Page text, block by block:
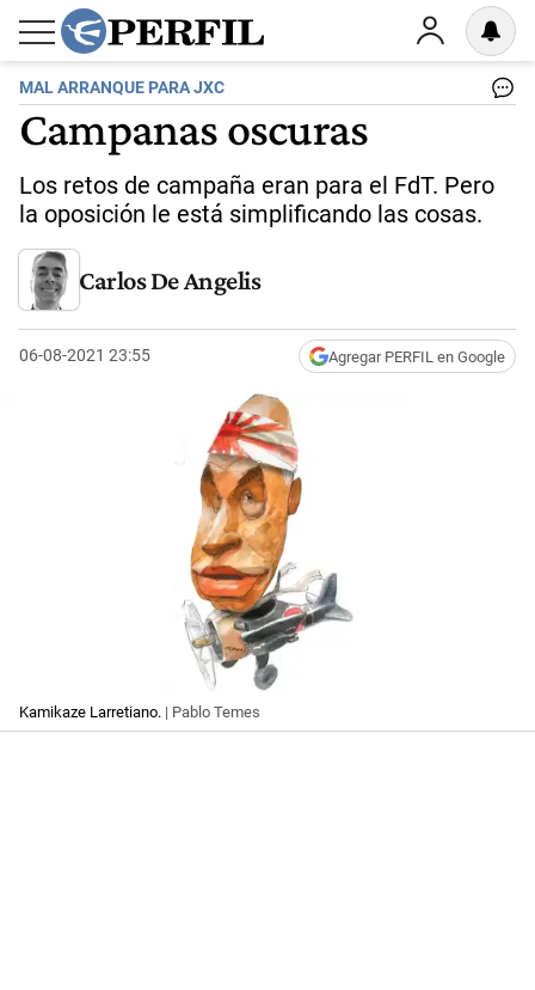
MAL ARRANQUE PARA JXC
Campanas oscuras
Los retos de campaña eran para el FdT. Pero
la oposición le está simplificando las cosas.
Carlos De Angelis
06-08-2021 23:55 Agregar PERFIL en Google
Kamikaze Larretiano. | Pablo Temes